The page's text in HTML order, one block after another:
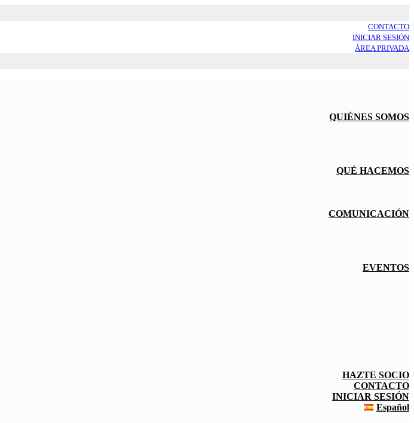
CONTACTO
INICIAR SESIÓN
ÁREA PRIVADA
QUIÉNES SOMOS
QUÉ HACEMOS
COMUNICACIÓN
EVENTOS
HAZTE SOCIO
CONTACTO
INICIAR SESIÓN
Español